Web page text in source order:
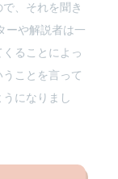
、それを聞き
ーや解説者は一
ることによっ
ことを言って
になりまし